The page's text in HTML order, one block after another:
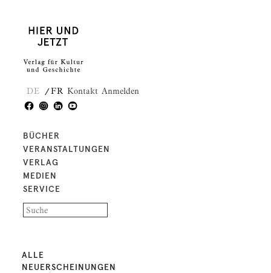
DE FR Kontakt Anmelden
BÜCHER
VERANSTALTUNGEN
VERLAG
MEDIEN
SERVICE
ALLE
NEUERSCHEINUNGEN